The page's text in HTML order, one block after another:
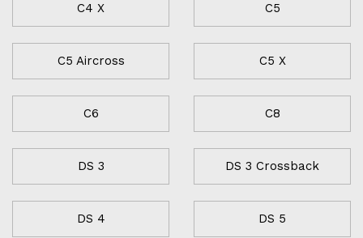
C4 X C5
C5 Aircross C5 X
C6 C8
DS 3 DS 3 Crossback
DS 4 DS 5